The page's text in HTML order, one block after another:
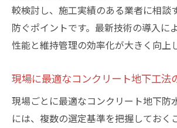
較検討し、施工実績のある業者に相談
防ぐポイントです。最新技術の導入に
性能と維持管理の効率化が大きく向上
現場に最適なコンクリート地下工法
現場ごとに最適なコンクリート地下防
には、複数の選定基準を把握しておく